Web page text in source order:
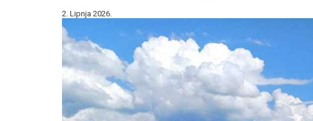
2. Lipnja 2026.